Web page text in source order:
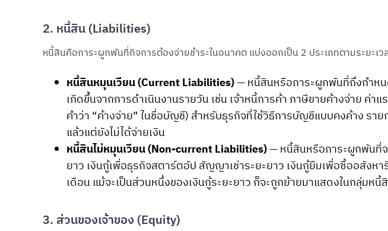
2. หนี้สิน (Liabilities)
หนี้สินคือภาระผูกพันที่กิจการต้องจ่ายชำระในอนาคต แบ่งออกเป็น 2 ประเภทตามระยะเว
หนี้สินหมุนเวียน (Current Liabilities)— หนี้สินหรือภาระผูกพันที่ถึงกำห
เกิดขึ้นจากการดำเนินงานรายวัน เช่น เจ้าหนี้การค้า ภาษีขายค้างจ่าย ค่า
คำว่า “ค้างจ่าย” ในชื่อบัญชี) สำหรับธุรกิจที่ใช้วิธีการบัญชีแบบคงค้าง ราย
แล้วแต่ยังไม่ได้จ่ายเงิน
หนี้สินไม่หมุนเวียน (Non-current Liabilities)— หนี้สินหรือภาระผูกพันที่จ
ยาว เงินกู้เพื่อธุรกิจสตาร์ตอัป สัญญาเช่าระยะยาว เงินกู้ยืมเพื่อซื้ออสัง
เดือน แม้จะเป็นส่วนหนึ่งของเงินกู้ระยะยาว ก็จะถูกย้ายมาแสดงในกลุ่มห
3. ส่วนของเจ้าของ (Equity)